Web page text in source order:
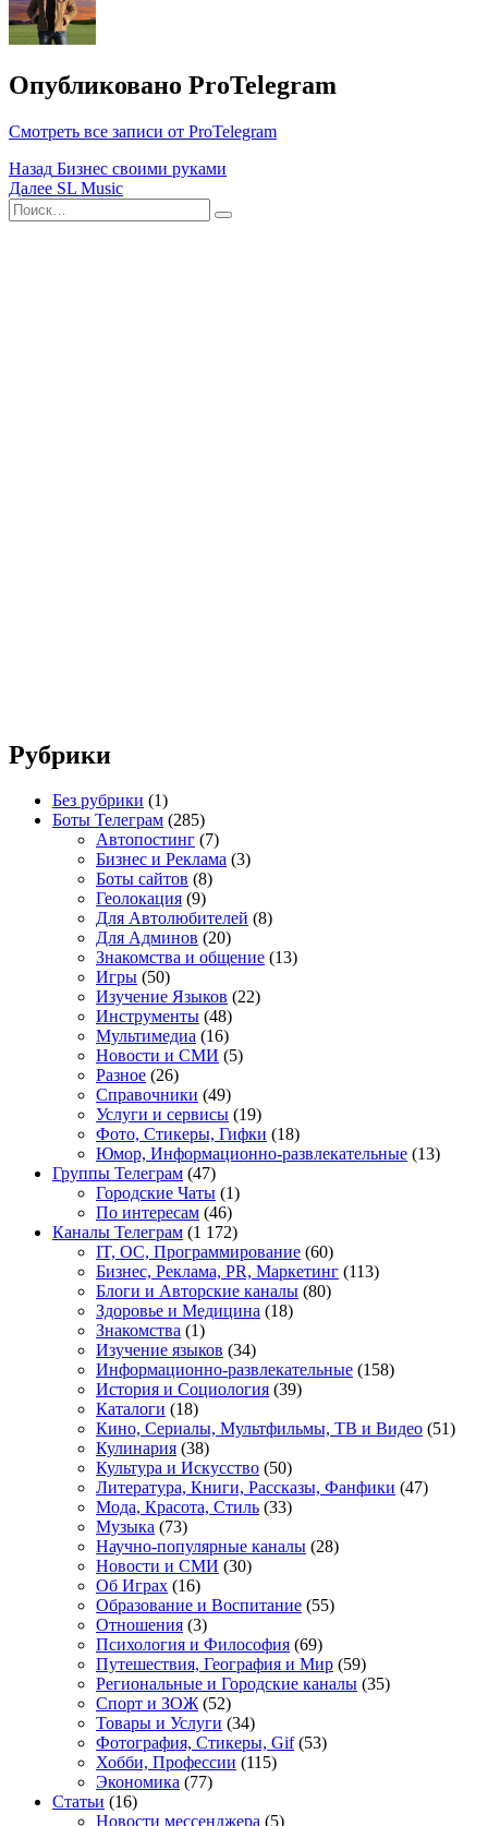
Опубликовано ProTelegram
Смотреть все записи от ProTelegram
Навигация
по
записям
Назад Бизнес своими руками
Далее SL Music
Поиск
Найти
Рубрики
Без рубрики (1)
Боты Телеграм (285)
Автопостинг (7)
Бизнес и Реклама (3)
Боты сайтов (8)
Геолокация (9)
Для Автолюбителей (8)
Для Админов (20)
Знакомства и общение (13)
Игры (50)
Изучение Языков (22)
Инструменты (48)
Мультимедиа (16)
Новости и СМИ (5)
Разное (26)
Справочники (49)
Услуги и сервисы (19)
Фото, Стикеры, Гифки (18)
Юмор, Информационно-развлекательные (13)
Группы Телеграм (47)
Городские Чаты (1)
По интересам (46)
Каналы Телеграм (1 172)
IT, ОС, Программирование (60)
Бизнес, Реклама, PR, Маркетинг (113)
Блоги и Авторские каналы (80)
Здоровье и Медицина (18)
Знакомства (1)
Изучение языков (34)
Информационно-развлекательные (158)
История и Социология (39)
Каталоги (18)
Кино, Сериалы, Мультфильмы, ТВ и Видео (51)
Кулинария (38)
Культура и Искусство (50)
Литература, Книги, Рассказы, Фанфики (47)
Мода, Красота, Стиль (33)
Музыка (73)
Научно-популярные каналы (28)
Новости и СМИ (30)
Об Играх (16)
Образование и Воспитание (55)
Отношения (3)
Психология и Философия (69)
Путешествия, География и Мир (59)
Региональные и Городские каналы (35)
Спорт и ЗОЖ(52)
Товары и Услуги (34)
Фотография, Стикеры, Gif(53)
Хобби, Профессии (115)
Экономика (77)
Статьи (16)
Новости мессенджера (5)